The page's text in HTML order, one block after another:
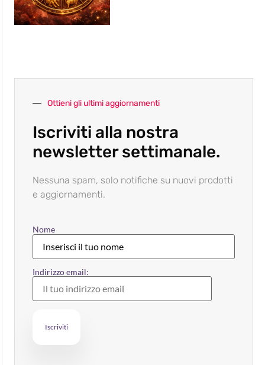
Ottieni gli ultimi aggiornamenti
Iscriviti alla nostra
newsletter settimanale.
Nessuna spam, solo notifiche su nuovi prodotti
e aggiornamenti.
Nome
Indirizzo email: